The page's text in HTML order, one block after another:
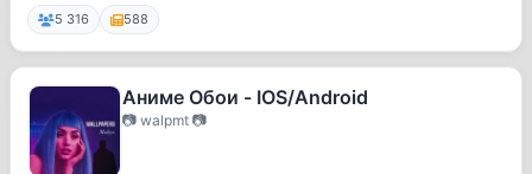
5 316 588
Аниме Обои - IOS/Android
📷 walpmt 📷